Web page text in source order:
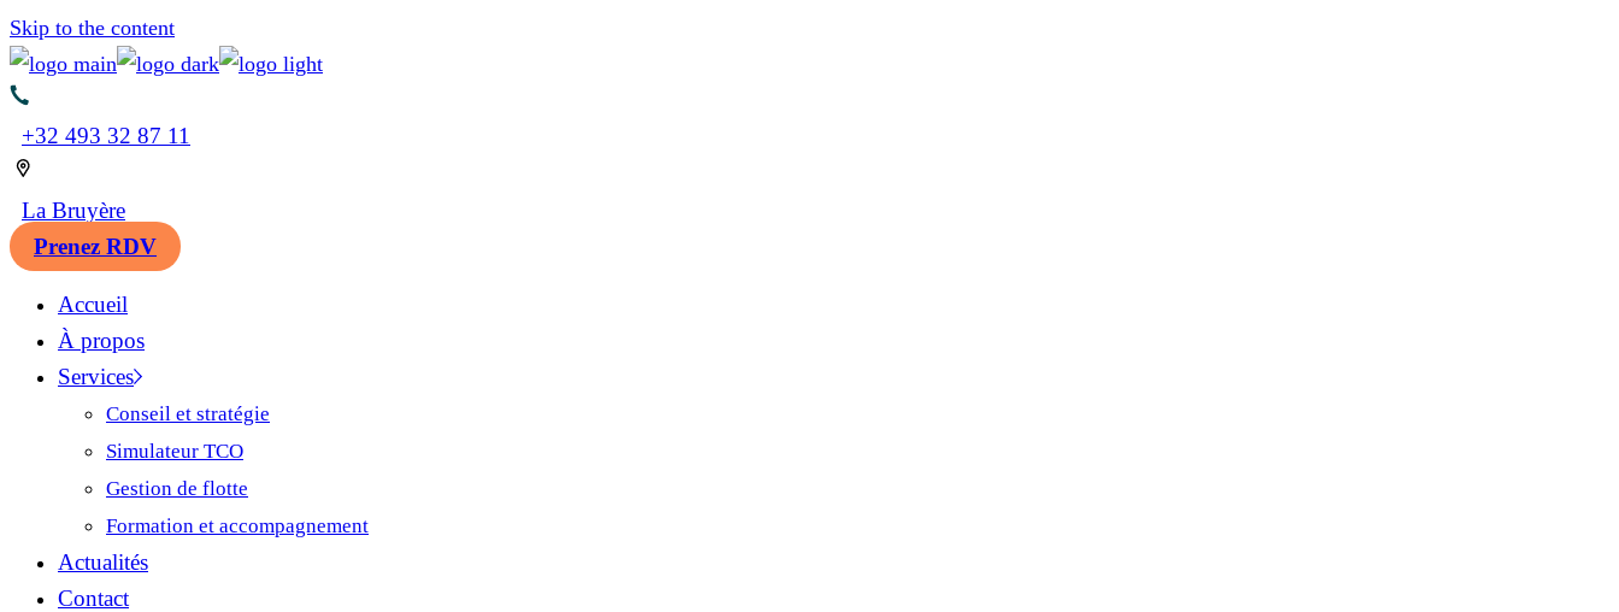
Skip to the content
+32 493 32 87 11
La Bruyère
Prenez RDV
Accueil
À propos
Services
Conseil et stratégie
Simulateur TCO
Gestion de flotte
Formation et accompagnement
Actualités
Contact